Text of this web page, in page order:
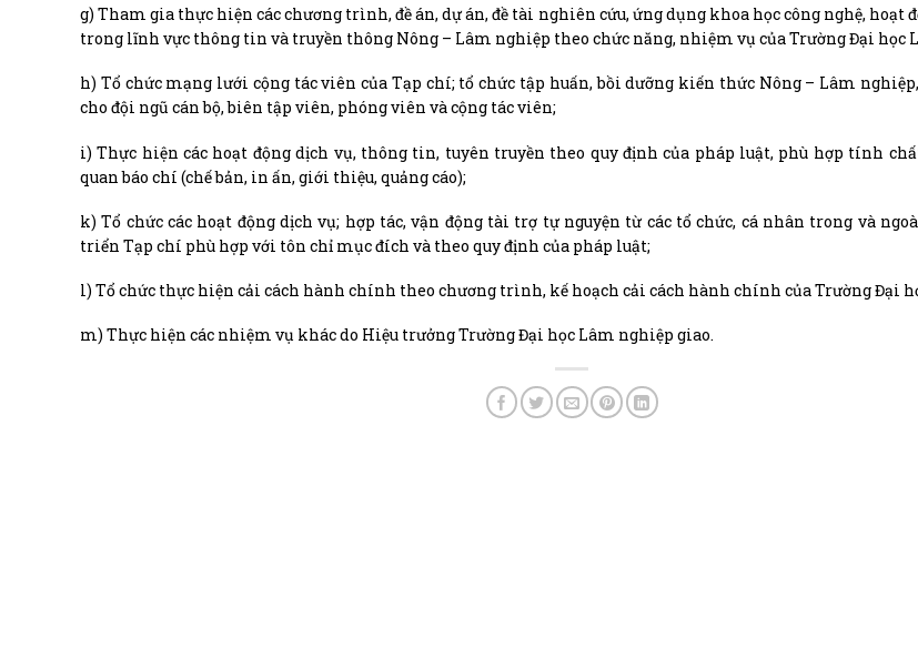
g) Tham gia thực hiện các chương trình, đề án, dự án, đề tài nghiên cứu, ứng dụng khoa học công nghệ, hoạt
trong lĩnh vực thông tin và truyền thông Nông – Lâm nghiệp theo chức năng, nhiệm vụ của Trường Đại học
h) Tổ chức mạng lưới cộng tác viên của Tạp chí; tổ chức tập huấn, bồi dưỡng kiến thức Nông – Lâm
cho đội ngũ cán bộ, biên tập viên, phóng viên và cộng tác viên;
i) Thực hiện các hoạt động dịch vụ, thông tin, tuyên truyền theo quy định của pháp luật, phù hợp tính
quan báo chí (chế bản, in ấn, giới thiệu, quảng cáo);
k) Tổ chức các hoạt động dịch vụ; hợp tác, vận động tài trợ tự nguyện từ các tổ chức, cá nhân trong và
triển Tạp chí phù hợp với tôn chỉ mục đích và theo quy định của pháp luật;
l) Tổ chức thực hiện cải cách hành chính theo chương trình, kế hoạch cải cách hành chính của Trường Đại
m) Thực hiện các nhiệm vụ khác do Hiệu trưởng Trường Đại học Lâm nghiệp giao.